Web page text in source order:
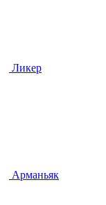
Ликер
Арманьяк